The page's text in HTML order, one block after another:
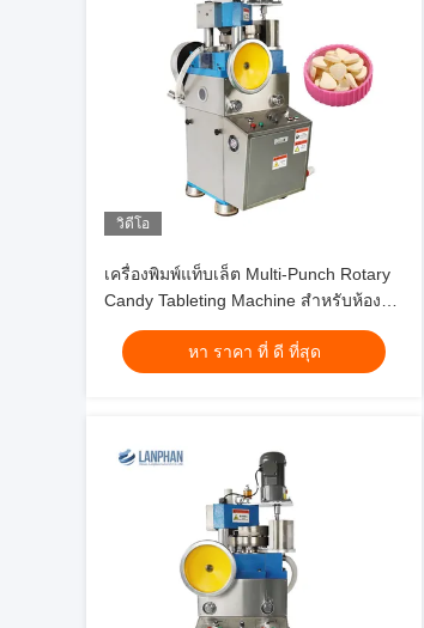
วิดีโอ
เครื่องพิมพ์แท็บเล็ต Multi-Punch Rotary
Candy Tableting Machine สําหรับห้อง
ปฏิบัติการและการผลิตยา
หา ราคา ที่ ดี ที่สุด